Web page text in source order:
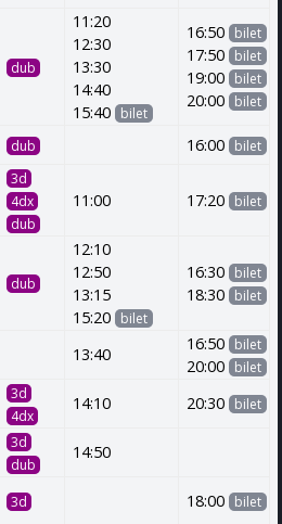
dub
11:20
12:30
13:30
14:40
15:40 bilet
16:50 bilet
17:50 bilet
19:00 bilet
20:00 bilet
dub 16:00 bilet
3d
4dx
dub
11:00 17:20 bilet
dub
12:10
12:50
13:15
15:20 bilet
16:30 bilet
18:30 bilet
13:40
16:50 bilet
20:00 bilet
3d
4dx
14:10 20:30 bilet
3d
dub
14:50
3d 18:00 bilet